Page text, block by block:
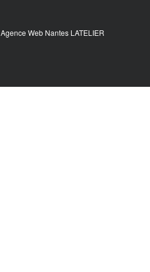
Agence Web Nantes LATELIER